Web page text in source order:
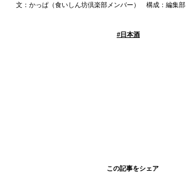
文：かっぱ（食いしん坊倶楽部メンバー） 構成：編集部
#日本酒
この記事をシェア